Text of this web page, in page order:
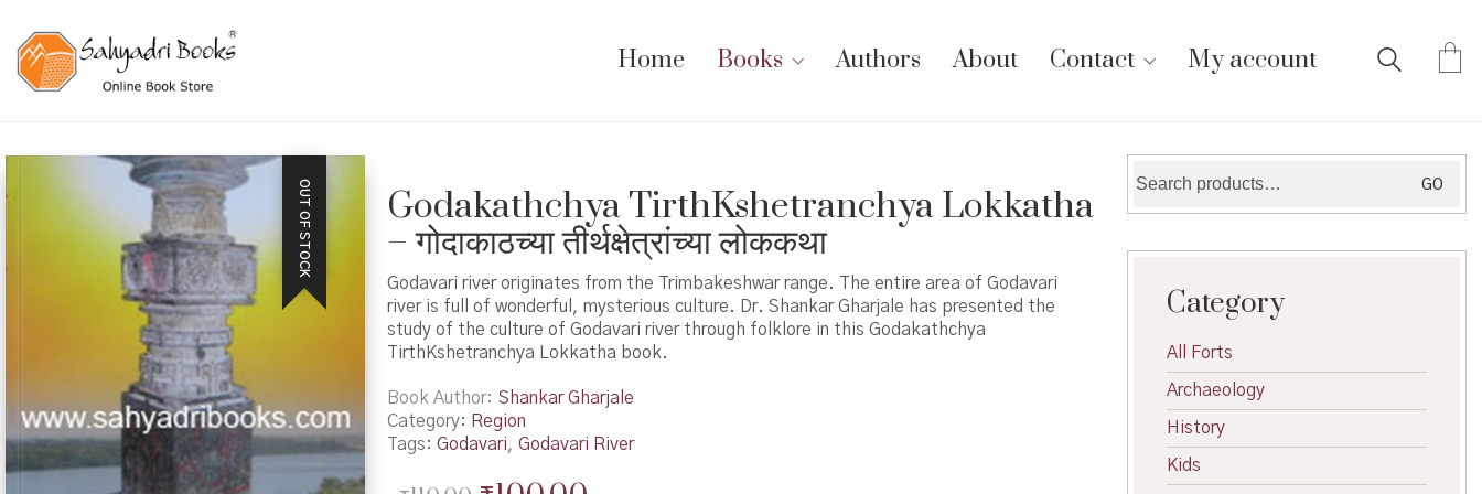
Home Books Authors About Contact My account
OUT OF STOCK
Godakathchya TirthKshetranchya Lokkatha
– गोदाकाठच्या तीर्थक्षेत्रांच्या लोककथा
Godavari river originates from the Trimbakeshwar range. The entire area of ​​Godavari
river is full of wonderful, mysterious culture. Dr. Shankar Gharjale has presented the
study of the culture of ​​Godavari river through folklore in this Godakathchya
TirthKshetranchya Lokkatha book.
Book Author
Shankar Gharjale
Category: Region
Tags: Godavari, Godavari River
for:
GO
Category
All Forts
Archaeology
History
Kids